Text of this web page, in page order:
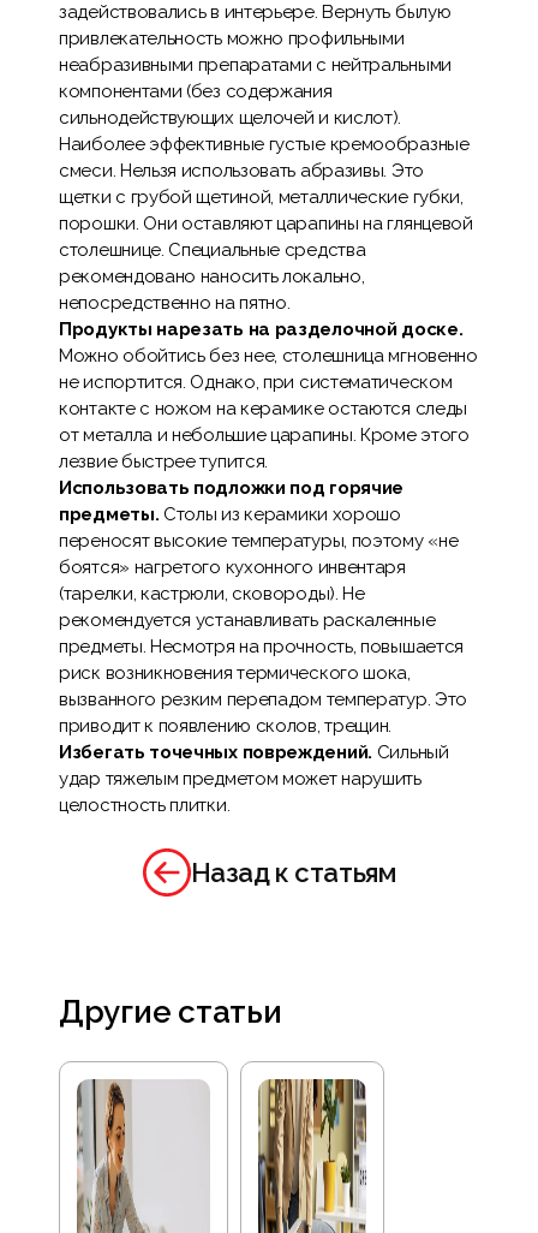
задействовались в интерьере. Вернуть былую
привлекательность можно профильными
неабразивными препаратами с нейтральными
компонентами (без содержания
сильнодействующих щелочей и кислот).
Наиболее эффективные густые кремообразные
смеси. Нельзя использовать абразивы. Это
щетки с грубой щетиной, металлические губки,
порошки. Они оставляют царапины на глянцевой
столешнице. Специальные средства
рекомендовано наносить локально,
непосредственно на пятно.
Продукты нарезать на разделочной доске.
Можно обойтись без нее, столешница мгновенно
не испортится. Однако, при систематическом
контакте с ножом на керамике остаются следы
от металла и небольшие царапины. Кроме этого
лезвие быстрее тупится.
Использовать подложки под горячие
предметы. Столы из керамики хорошо
переносят высокие температуры, поэтому «не
боятся» нагретого кухонного инвентаря
(тарелки, кастрюли, сковороды). Не
рекомендуется устанавливать раскаленные
предметы. Несмотря на прочность, повышается
риск возникновения термического шока,
вызванного резким перепадом температур. Это
приводит к появлению сколов, трещин.
Избегать точечных повреждений. Сильный
удар тяжелым предметом может нарушить
целостность плитки.
Назад к статьям
Другие статьи